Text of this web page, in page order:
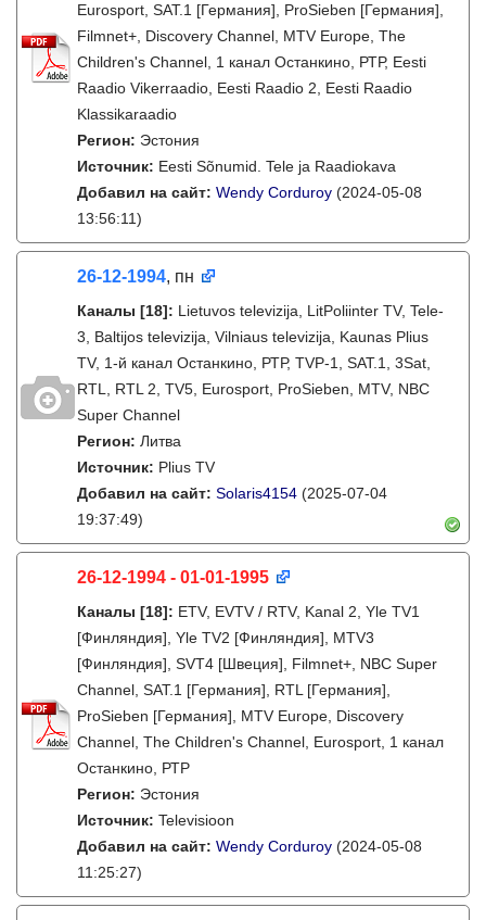
Eurosport, SAT.1 [Германия], ProSieben [Германия],
Filmnet+, Discovery Channel, MTV Europe, The
Children's Channel, 1 канал Останкино, РТР, Eesti
Raadio Vikerraadio, Eesti Raadio 2, Eesti Raadio
Klassikaraadio
Регион: Эстония
Источник: Eesti Sõnumid. Tele ja Raadiokava
Добавил на сайт: Wendy Corduroy (2024-05-08
13:56:11)
26-12-1994, пн
Каналы [18]: Lietuvos televizija, LitPoliinter TV, Tele-
3, Baltijos televizija, Vilniaus televizija, Kaunas Plius
TV, 1-й канал Останкино, РТР, TVP-1, SAT.1, 3Sat,
RTL, RTL 2, TV5, Eurosport, ProSieben, MTV, NBC
Super Channel
Регион: Литва
Источник: Plius TV
Добавил на сайт: Solaris4154 (2025-07-04
19:37:49)
26-12-1994 - 01-01-1995
Каналы [18]: ETV, EVTV / RTV, Kanal 2, Yle TV1
[Финляндия], Yle TV2 [Финляндия], MTV3
[Финляндия], SVT4 [Швеция], Filmnet+, NBC Super
Channel, SAT.1 [Германия], RTL [Германия],
ProSieben [Германия], MTV Europe, Discovery
Channel, The Children's Channel, Eurosport, 1 канал
Останкино, РТР
Регион: Эстония
Источник: Televisioon
Добавил на сайт: Wendy Corduroy (2024-05-08
11:25:27)